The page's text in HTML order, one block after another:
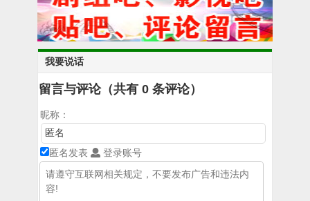
我要说话
留言与评论（共有 0 条评论）
昵称：
匿名发表 登录账号